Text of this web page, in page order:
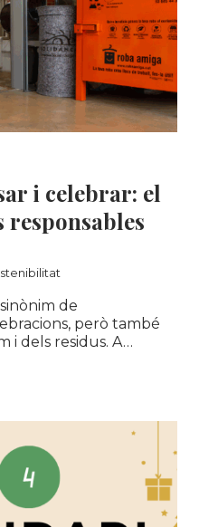
i celebrar: el
responsables
de
però també
i dels residus. A…